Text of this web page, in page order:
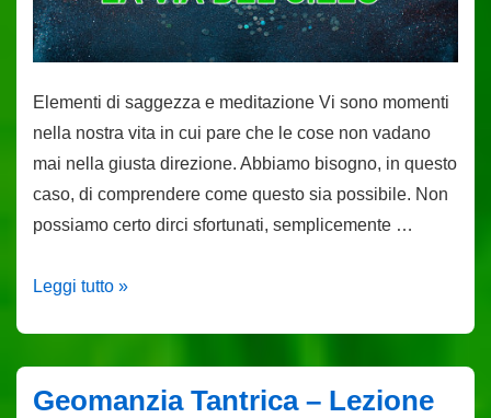
Elementi di saggezza e meditazione Vi sono momenti
nella nostra vita in cui pare che le cose non vadano
mai nella giusta direzione. Abbiamo bisogno, in questo
caso, di comprendere come questo sia possibile. Non
possiamo certo dirci sfortunati, semplicemente …
Geomanzia
17
Leggi tutto »
Geomanzia Tantrica – Lezione